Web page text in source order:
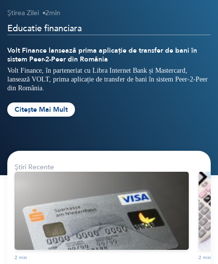
BROKERI
Crypto
Digital payments
Știrea Zilei 2min
Educatie financiara
Volt Finance lansează prima aplicație de transfer de bani în
sistem Peer-2-Peer din România
Volt Finance, în parteneriat cu Libra Internet Bank și Mastercard,
lansează VOLT, prima aplicație de transfer de bani în sistem Peer-2-Peer
din România.
Citește Mai Mult
Știri Recente
2 min 2 min